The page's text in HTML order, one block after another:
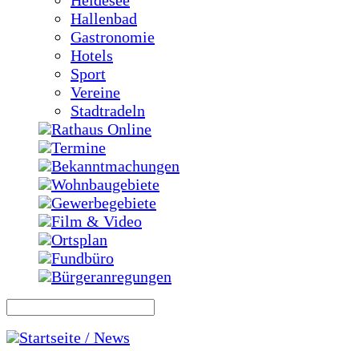
Hallenbad
Gastronomie
Hotels
Sport
Vereine
Stadtradeln
Rathaus Online
Termine
Bekanntmachungen
Wohnbaugebiete
Gewerbegebiete
Film & Video
Ortsplan
Fundbüro
Bürgeranregungen
Startseite / News